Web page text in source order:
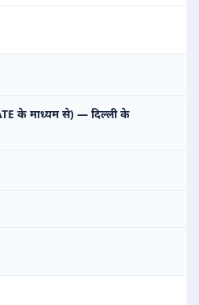
के माध्यम से) — दिल्ली के